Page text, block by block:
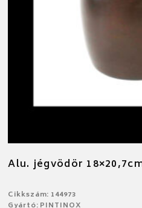
Alu. jégvödör
Cikkszám: 144973